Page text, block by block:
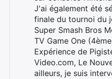
J'ai également été
finale du tournoi du
Super Smash Bros
TV Game One
Expérience de
Video.com, Le
ailleurs, je suis